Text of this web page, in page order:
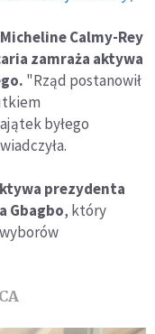
Calmy-Rey
zamraża aktywa
"Rząd postanowił
byłego
prezydenta
Gbagbo, który